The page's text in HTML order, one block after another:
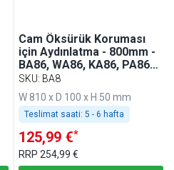
Cam Öksürük Koruması
için Aydınlatma - 800mm -
BA86, WA86, KA86, PA86
ve EA86 ile uyumlu
SKU: BA8
W 810 x D 100 x H 50 mm
Teslimat saati: 5 - 6 hafta
125,99 €*
RRP254,99 €